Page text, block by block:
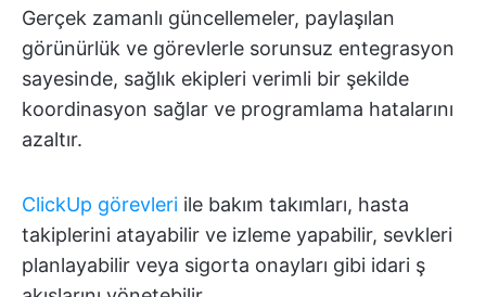
Gerçek zamanlı güncellemeler, paylaşılan
görünürlük ve görevlerle sorunsuz entegrasyon
sayesinde, sağlık ekipleri verimli bir şekilde
koordinasyon sağlar ve programlama hatalarını
azaltır.
ClickUp görevleri ile bakım takımları, hasta
takiplerini atayabilir ve izleme yapabilir, sevkleri
planlayabilir veya sigorta onayları gibi idari ş